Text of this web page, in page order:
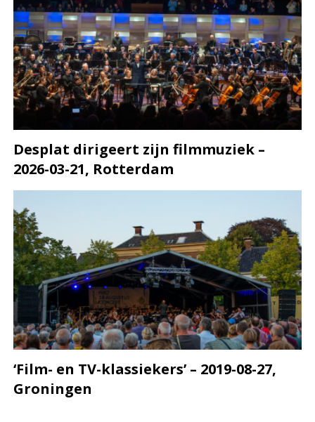
Desplat dirigeert zijn filmmuziek –
2026-03-21, Rotterdam
‘Film- en TV-klassiekers’ – 2019-08-27,
Groningen